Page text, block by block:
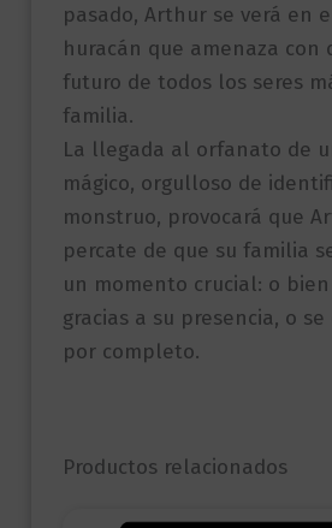
pasado, Arthur se verá en
huracán que amenaza con
futuro de todos los seres
familia.
La llegada al orfanato de
mágico, orgulloso de
monstruo, provocará que
percate de que su familia
un momento crucial: o bien
gracias a su presencia, o
por completo.
Productos relacionados